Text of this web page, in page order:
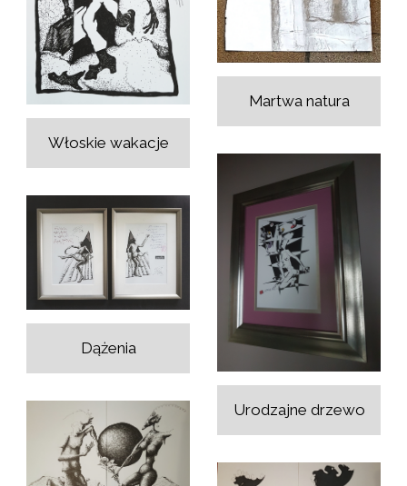
Martwa natura
Włoskie wakacje
Urodzajne drzewo
Dążenia